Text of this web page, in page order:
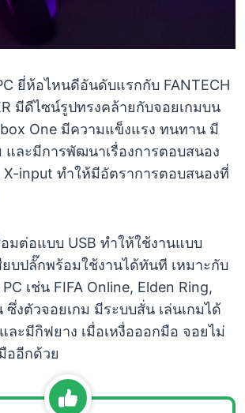
ยี่ห้อไหนดีอันดับแรกกับ FANTECH
มีดีไซน์รูปทรงคล้ายกับจอยเกมบน
One มีความแข็งแรง ทนทาน มี
และมีการพัฒนาเรื่องการตอบสนอง
X-input ทำให้มีอัตราการตอบสนองที่
มต่อแบบ USB ทำให้ใช้งานแบบ
ยบปลั๊กพร้อมใช้งานได้ทันที เหมาะกับ
เช่น FIFA Online, Elden Ring,
ซึ่งตัวจอยเกม มีระบบสั่น เล่นเกมได้
ละมีกิฟยาง เมื่อเหงื่อออกมือ จอยไม่
ออีกด้วย